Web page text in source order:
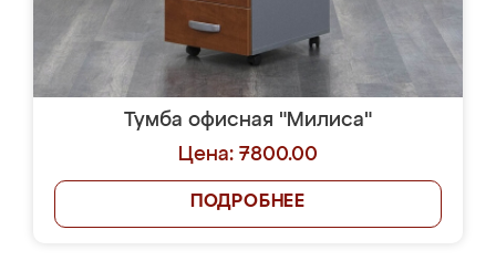
Тумба офисная "Милиса"
Цена: 7800.00
ПОДРОБНЕЕ